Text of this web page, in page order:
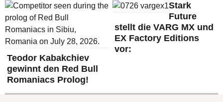
Teodor Kabakchiev
gewinnt den Red Bull
Romaniacs Prolog!
Stark
Future
stellt die VARG MX und
EX Factory Editions
vor: